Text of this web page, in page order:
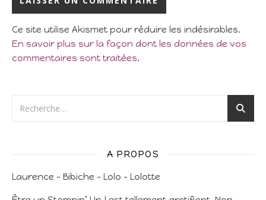
Ce site utilise Akismet pour réduire les indésirables.
En savoir plus sur la façon dont les données de vos
commentaires sont traitées.
A PROPOS
Laurence – Bibiche – Lolo – Lolotte